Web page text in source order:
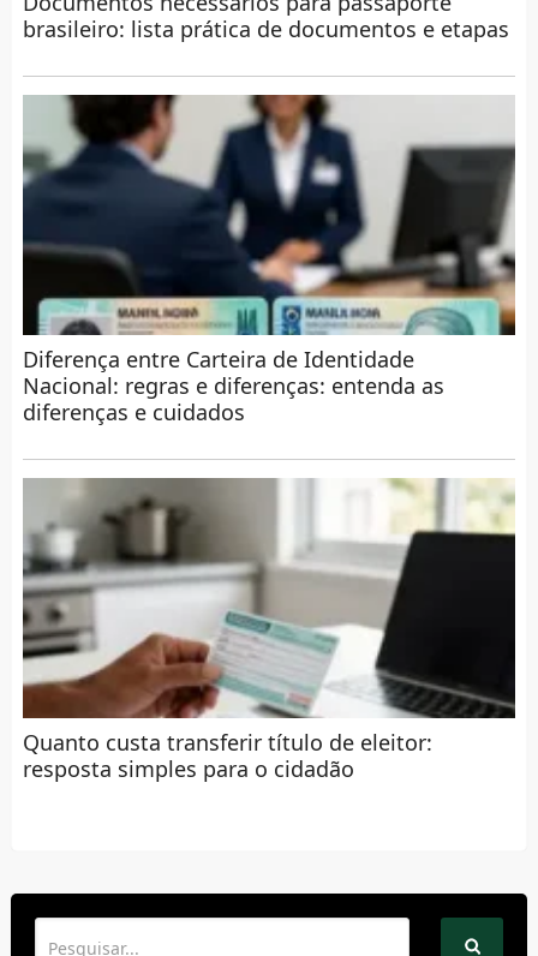
brasileiro: lista prática de documentos e etapas
Diferença entre Carteira de Identidade
Nacional: regras e diferenças: entenda as
diferenças e cuidados
Quanto custa transferir título de eleitor:
resposta simples para o cidadão